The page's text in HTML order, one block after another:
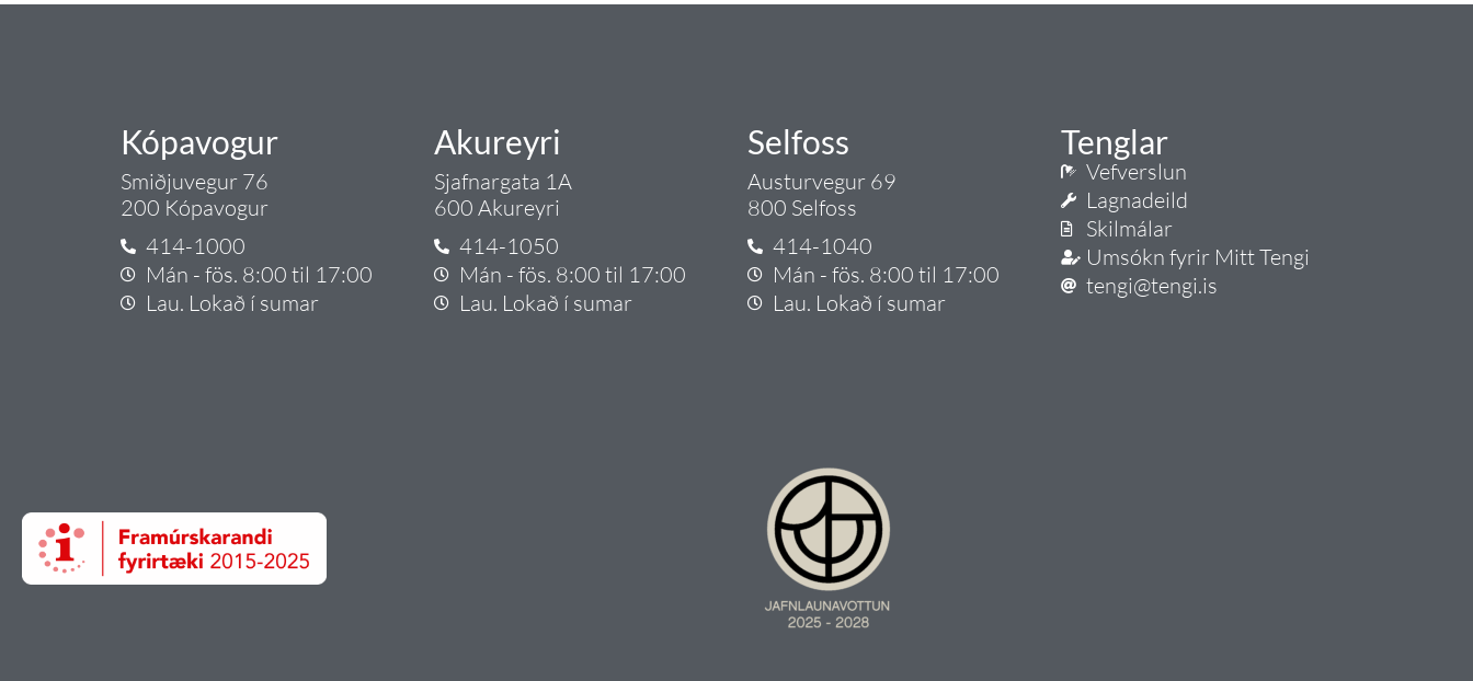
Kópavogur
Smiðjuvegur 76
200 Kópavogur
414-1000
Mán - fös. 8:00 til 17:00
Lau. Lokað í sumar
Akureyri
Sjafnargata 1A
600 Akureyri
414-1050
Mán - fös. 8:00 til 17:00
Lau. Lokað í sumar
Selfoss
Austurvegur 69
800 Selfoss
414-1040
Mán - fös. 8:00 til 17:00
Lau. Lokað í sumar
Tenglar
Vefverslun
Lagnadeild
Skilmálar
Umsókn fyrir Mitt Tengi
tengi@tengi.is